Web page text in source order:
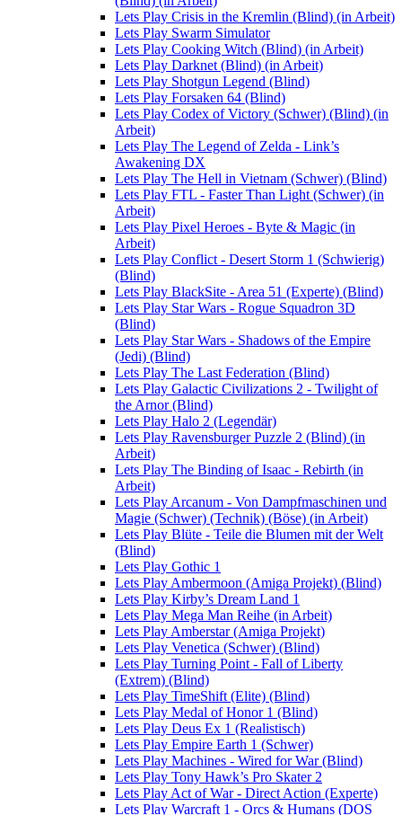
Lets Play Crisis in the Kremlin (Blind) (in Arbeit)
Lets Play Swarm Simulator
Lets Play Cooking Witch (Blind) (in Arbeit)
Lets Play Darknet (Blind) (in Arbeit)
Lets Play Shotgun Legend (Blind)
Lets Play Forsaken 64 (Blind)
Lets Play Codex of Victory (Schwer) (Blind) (in
Arbeit)
Lets Play The Legend of Zelda - Link’s
Awakening DX
Lets Play The Hell in Vietnam (Schwer) (Blind)
Lets Play FTL - Faster Than Light (Schwer) (in
Arbeit)
Lets Play Pixel Heroes - Byte & Magic (in
Arbeit)
Lets Play Conflict - Desert Storm 1 (Schwierig)
(Blind)
Lets Play BlackSite - Area 51 (Experte) (Blind)
Lets Play Star Wars - Rogue Squadron 3D
(Blind)
Lets Play Star Wars - Shadows of the Empire
(Jedi) (Blind)
Lets Play The Last Federation (Blind)
Lets Play Galactic Civilizations 2 - Twilight of
the Arnor (Blind)
Lets Play Halo 2 (Legendär)
Lets Play Ravensburger Puzzle 2 (Blind) (in
Arbeit)
Lets Play The Binding of Isaac - Rebirth (in
Arbeit)
Lets Play Arcanum - Von Dampfmaschinen und
Magie (Schwer) (Technik) (Böse) (in Arbeit)
Lets Play Blüte - Teile die Blumen mit der Welt
(Blind)
Lets Play Gothic 1
Lets Play Ambermoon (Amiga Projekt) (Blind)
Lets Play Kirby’s Dream Land 1
Lets Play Mega Man Reihe (in Arbeit)
Lets Play Amberstar (Amiga Projekt)
Lets Play Venetica (Schwer) (Blind)
Lets Play Turning Point - Fall of Liberty
(Extrem) (Blind)
Lets Play TimeShift (Elite) (Blind)
Lets Play Medal of Honor 1 (Blind)
Lets Play Deus Ex 1 (Realistisch)
Lets Play Empire Earth 1 (Schwer)
Lets Play Machines - Wired for War (Blind)
Lets Play Tony Hawk’s Pro Skater 2
Lets Play Act of War - Direct Action (Experte)
Lets Play Warcraft 1 - Orcs & Humans (DOS